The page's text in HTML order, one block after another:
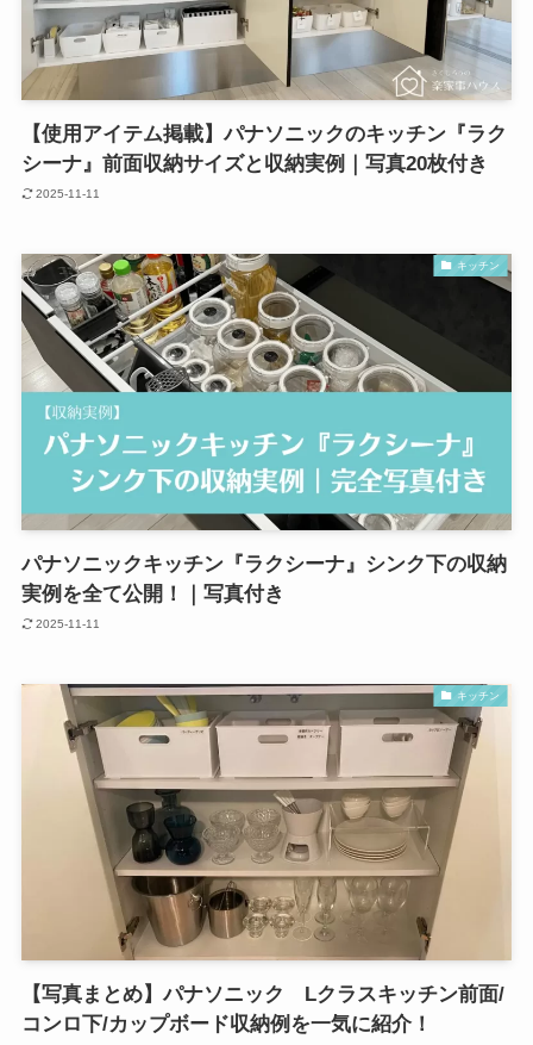
【使用アイテム掲載】パナソニックのキッチン『ラク
シーナ』前面収納サイズと収納実例｜写真20枚付き
2025-11-11
キッチン
パナソニックキッチン『ラクシーナ』シンク下の収納
実例を全て公開！｜写真付き
2025-11-11
キッチン
【写真まとめ】パナソニック Lクラスキッチン前面/
コンロ下/カップボード収納例を一気に紹介！